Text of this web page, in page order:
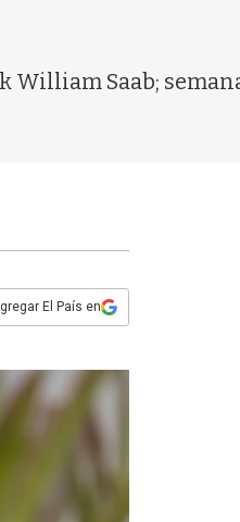
William Saab;
El País en